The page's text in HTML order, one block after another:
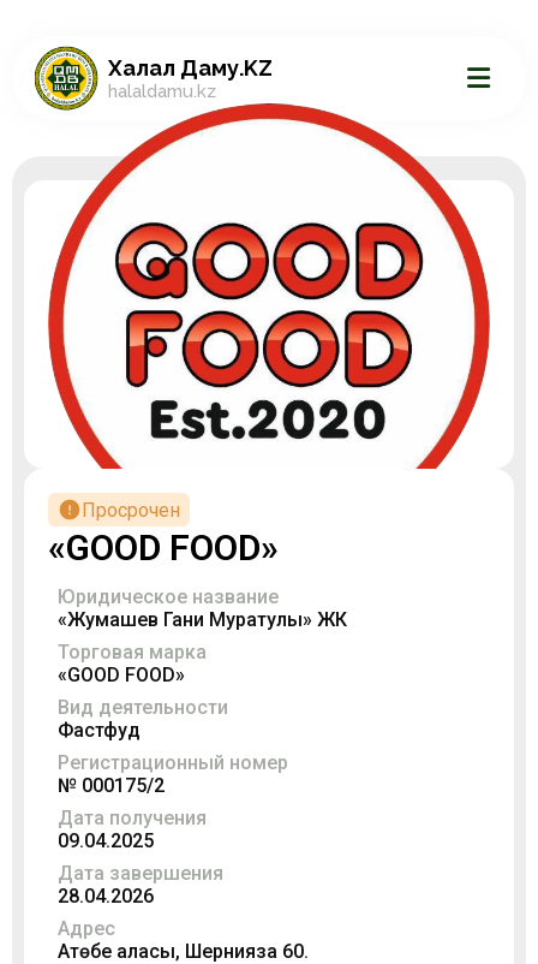
Халал Даму.KZ
halaldamu.kz
Просрочен
«GOOD FOOD»
Юридическое название
«Жумашев Гани Муратулы» ЖК
Торговая марка
«GOOD FOOD»
Вид деятельности
Фастфуд
Регистрационный номер
№ 000175/2
Дата получения
09.04.2025
Дата завершения
28.04.2026
Адрес
Ақтөбе қаласы, Шернияза 60.